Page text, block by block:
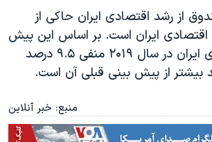
از رشد اقتصادی ایران حاکی از
ایران است. بر اساس این پیش
بینی، رشد اقتصادی ایران در سال ۲۰۱۹ منفی ۹.۵ درصد
منبع: خبر آنلاین